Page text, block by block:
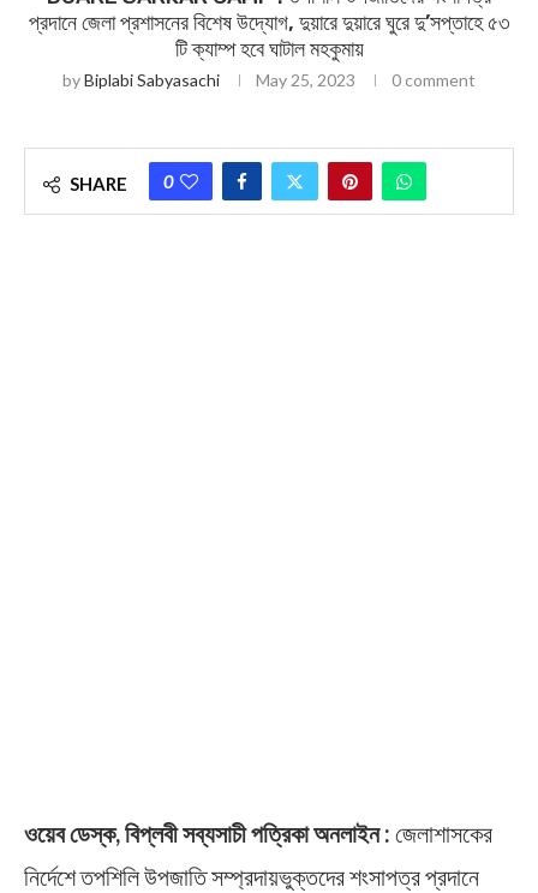
প্রদানে জেলা প্রশাসনের বিশেষ উদ্যোগ, দুয়ারে দুয়ারে ঘুরে দু’সপ্তাহে ৫৩
টি ক্যাম্প হবে ঘাটাল মহকুমায়
byBiplabi Sabyasachi May 25, 2023 0 comment
SHARE 0
ওয়েব ডেস্ক, বিপ্লবী সব্যসাচী পত্রিকা অনলাইন : জেলাশাসকের
নির্দেশে তপশিলি উপজাতি সম্প্রদায়ভুক্তদের শংসাপত্র প্রদানে